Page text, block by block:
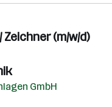
(m/w/d)
GmbH